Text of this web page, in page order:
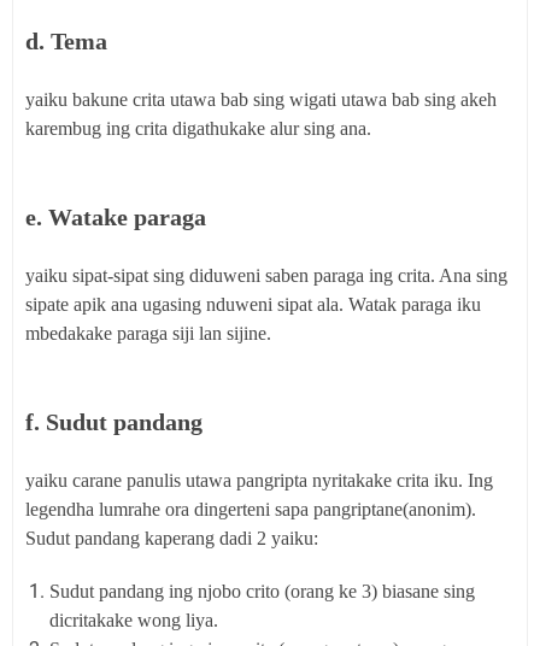
d. Tema
yaiku bakune crita utawa bab sing wigati utawa bab sing akeh
karembug ing crita digathukake alur sing ana.
e. Watake paraga
yaiku sipat-sipat sing diduweni saben paraga ing crita. Ana sing
sipate apik ana ugasing nduweni sipat ala. Watak paraga iku
mbedakake paraga siji lan sijine.
f. Sudut pandang
yaiku carane panulis utawa pangripta nyritakake crita iku. Ing
legendha lumrahe ora dingerteni sapa pangriptane(anonim).
Sudut pandang kaperang dadi 2 yaiku:
Sudut pandang ing njobo crito (orang ke 3) biasane sing
dicritakake wong liya.